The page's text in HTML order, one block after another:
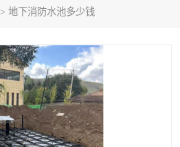
> 地下消防水池多少钱